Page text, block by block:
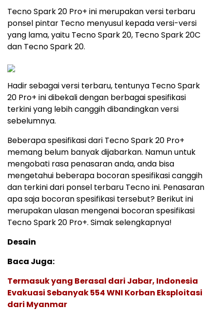
Tecno Spark 20 Pro+ ini merupakan versi terbaru
ponsel pintar Tecno menyusul kepada versi-versi
yang lama, yaitu Tecno Spark 20, Tecno Spark 20C
dan Tecno Spark 20.
Hadir sebagai versi terbaru, tentunya Tecno Spark
20 Pro+ ini dibekali dengan berbagai spesifikasi
terkini yang lebih canggih dibandingkan versi
sebelumnya.
Beberapa spesifikasi dari Tecno Spark 20 Pro+
memang belum banyak dijabarkan. Namun untuk
mengobati rasa penasaran anda, anda bisa
mengetahui beberapa bocoran spesifikasi canggih
dan terkini dari ponsel terbaru Tecno ini. Penasaran
apa saja bocoran spesifikasi tersebut? Berikut ini
merupakan ulasan mengenai bocoran spesifikasi
Tecno Spark 20 Pro+. Simak selengkapnya!
Desain
Baca Juga:
Termasuk yang Berasal dari Jabar, Indonesia
Evakuasi Sebanyak 554 WNI Korban Eksploitasi
dari Myanmar